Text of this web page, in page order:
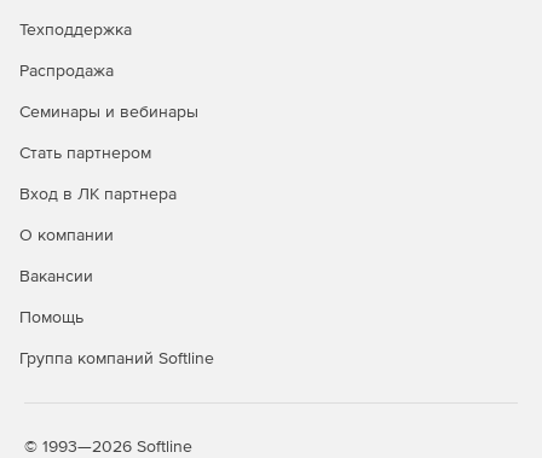
Техподдержка
Распродажа
Семинары и вебинары
Стать партнером
Вход в ЛК партнера
О компании
Вакансии
Помощь
Группа компаний Softline
© 1993—2026 Softline